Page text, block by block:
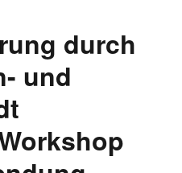
durch
und